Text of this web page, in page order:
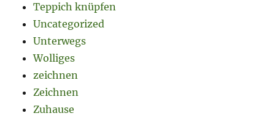
Teppich knüpfen
Uncategorized
Unterwegs
Wolliges
zeichnen
Zeichnen
Zuhause